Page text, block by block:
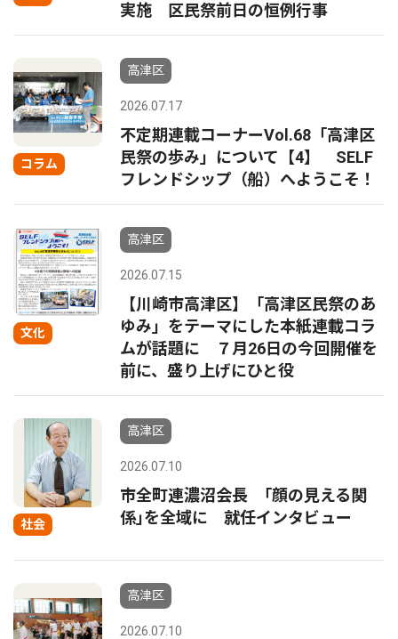
実施 区民祭前日の恒例行事
コラム
高津区
2026.07.17
不定期連載コーナーVol.68「高津区
民祭の歩み」について【4】 SELF
フレンドシップ（船）へようこそ！
文化
高津区
2026.07.15
【川崎市高津区】「高津区民祭のあ
ゆみ」をテーマにした本紙連載コラ
ムが話題に ７月26日の今回開催を
前に、盛り上げにひと役
社会
高津区
2026.07.10
市全町連濃沼会長 ｢顔の見える関
係｣を全域に 就任インタビュー
高津区
2026.07.10